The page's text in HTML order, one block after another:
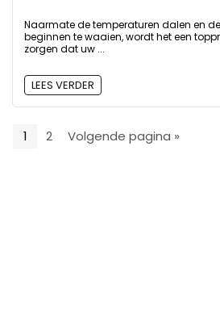
Naarmate de temperaturen dalen en
beginnen te waaien, wordt het een
zorgen dat uw ...
LEES VERDER
1 2 Volgende pagina »